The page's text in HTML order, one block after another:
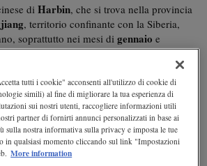
di Harbin, che si trova nella provincia
, territorio confinante con la Siberia,
soprattutto nei mesi di gennaio e
statue di ghiaccioideate da artisti
del Mondo. Le sculture, che danno vita
diviene ancora più affascinante grazie a
sono ricavate da più di200 mila metri
dal vicino corso d’acqua del
Festival Internazionale delle
tutti i cookie" acconsenti all'utilizzo di cookie di
simili) al fine di migliorare la tua esperienza di
sui nostri utenti, raccogliere informazioni utili
partner di fornirti annunci personalizzati in base ai
sulla nostra informativa sulla privacy e imposta le tue
in qualsiasi momento cliccando sul link "Impostazioni
More information